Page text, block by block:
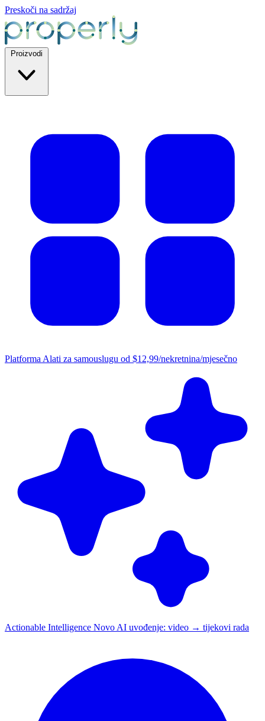
Preskoči na sadržaj
Platforma Alati za samouslugu od $12,99/nekretnina/mjesečno
Actionable Intelligence Novo AI uvođenje: video → tijekovi rada